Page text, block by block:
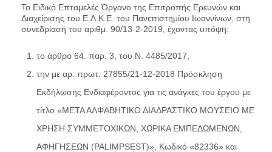
Το Ειδικό Επταμελές Όργανο της Επιτροπής Ερευνών και
Διαχείρισης του Ε.Λ.Κ.Ε. του Πανεπιστημίου Ιωαννίνων, στη
συνεδρίασή του αριθμ. 90/13-2-2019, έχοντας υπόψη:
το άρθρο 64. παρ. 3, του Ν. 4485/2017,
την με αρ. πρωτ. 27855/21-12-2018 Πρόσκληση
Εκδήλωσης Ενδιαφέροντος για τις ανάγκες του έργου με
τίτλο «ΜΕΤΑ ΑΛΦΑΒΗΤΙΚΟ ΔΙΑΔΡΑΣΤΙΚΟ ΜΟΥΣΕΙΟ ΜΕ
ΧΡΗΣΗ ΣΥΜΜΕΤΟΧΙΚΩΝ, ΧΩΡΙΚΑ ΕΜΠΕΔΩΜΕΝΩΝ,
ΑΦΗΓΗΣΕΩΝ (PALIMPSEST)», Κωδικό «82336» και